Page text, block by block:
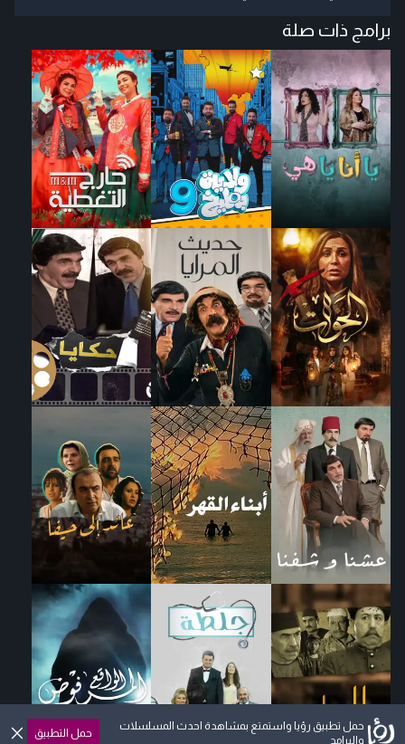
برامج ذات صلة
حمل تطبيق رؤيا واستمتع بمشاهدة احدث المسلسلات
والبرامج
حمل التطبيق